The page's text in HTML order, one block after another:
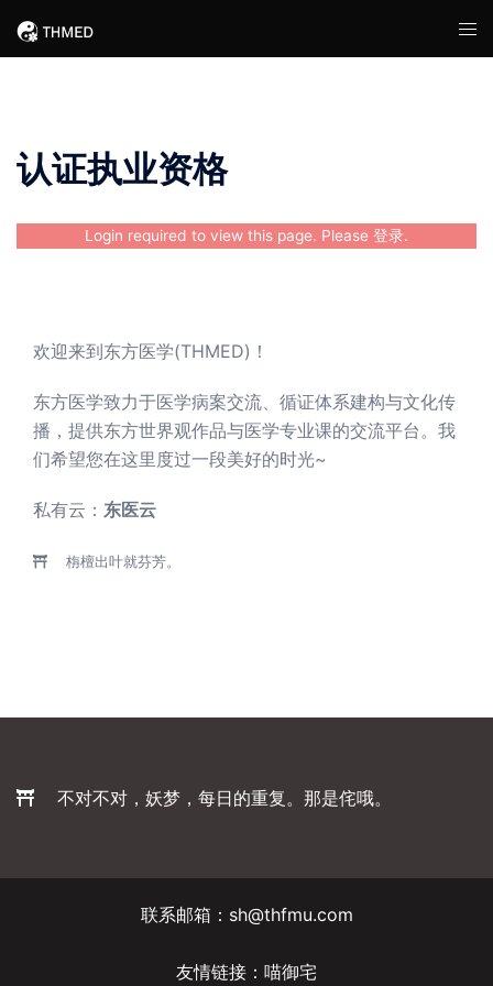
认证执业资格
Login required to view this page. Please 登录.
欢迎来到东方医学(THMED)！
东方医学致力于医学病案交流、循证体系建构与文化传
播，提供东方世界观作品与医学专业课的交流平台。我
们希望您在这里度过一段美好的时光~
私有云： 东医云
栴檀出叶就芬芳。
不对不对，妖梦，每日的重复。那是侘哦。
联系邮箱：sh@thfmu.com
友情链接： 喵御宅